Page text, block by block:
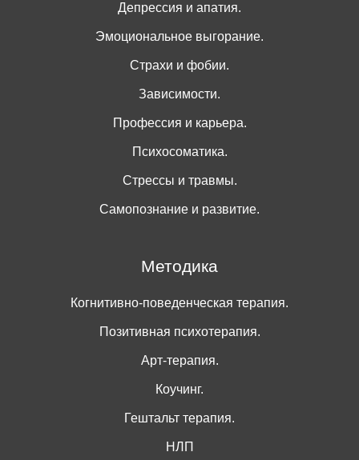
Депрессия и апатия.
Эмоциональное выгорание.
Страхи и фобии.
Зависимости.
Профессия и карьера.
Психосоматика.
Стрессы и травмы.
Самопознание и развитие.
Методика
Когнитивно-поведенческая терапия.
Позитивная психотерапия.
Арт-терапия.
Коучинг.
Гештальт терапия.
НЛП